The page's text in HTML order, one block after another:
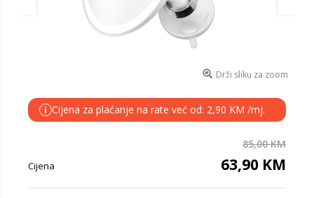
Drži sliku za zoom
i Cijena za plaćanje na rate već od: 2,90 KM /mj.
85,00 KM
Cijena 63,90 KM